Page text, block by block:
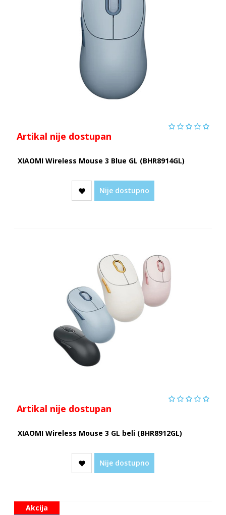
Artikal nije dostupan
XIAOMI Wireless Mouse 3 Blue GL (BHR8914GL)
Nije dostupno
Artikal nije dostupan
XIAOMI Wireless Mouse 3 GL beli (BHR8912GL)
Nije dostupno
Akcija